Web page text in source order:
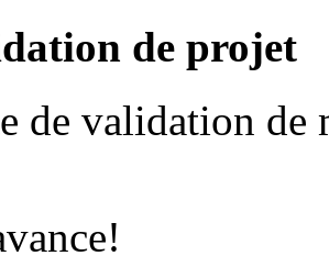
de projet
de validation de